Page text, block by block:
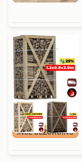
INCL BEZORGING